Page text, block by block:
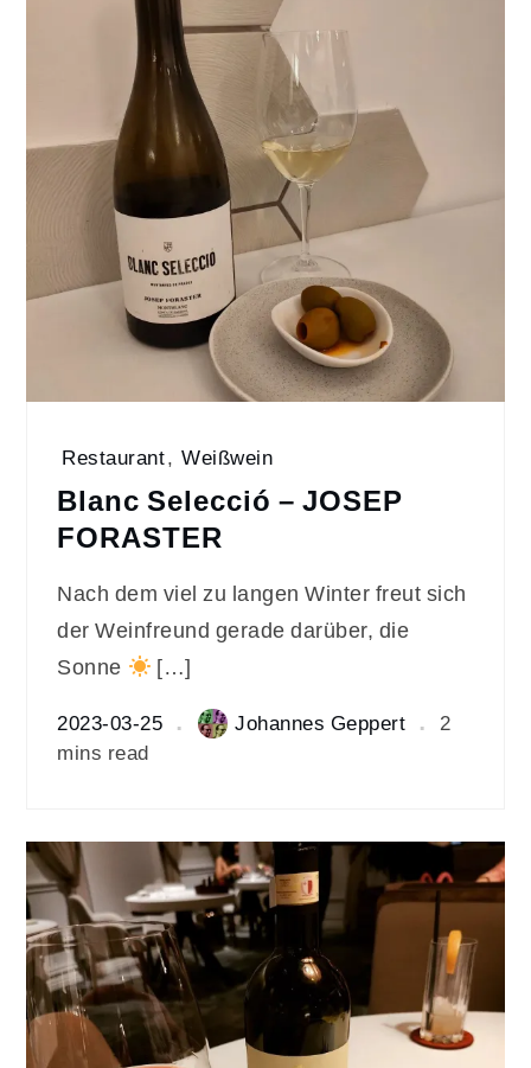
Restaurant, Weißwein
Blanc Selecció – JOSEP
FORASTER
Nach dem viel zu langen Winter freut sich
der Weinfreund gerade darüber, die
Sonne
[…]
2023-03-25 Johannes Geppert
2
mins read